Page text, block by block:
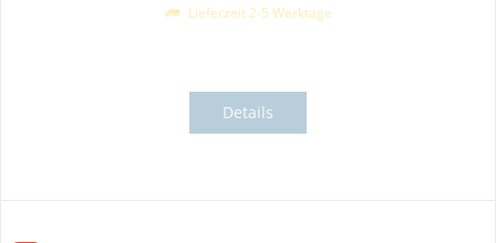
Lieferzeit 2-5 Werktage
Details